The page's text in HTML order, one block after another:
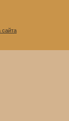
сайта